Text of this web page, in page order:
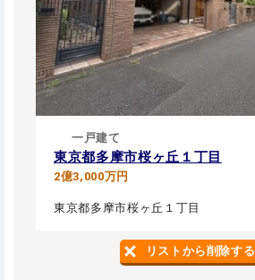
一戸建て
東京都多摩市桜ヶ丘１丁目
2億3,000万円
東京都多摩市桜ヶ丘１丁目
リストから削除する